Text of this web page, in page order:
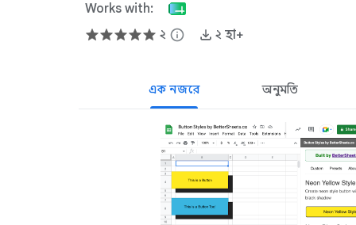
Works with:
২ info ২ হা+
এক নজরে অনুমতি